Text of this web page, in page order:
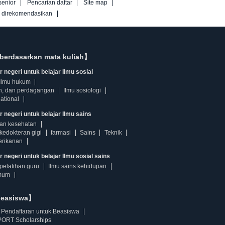
Pencarian daftar
Site map
mata kuliah】
negeri untuk belajar Ilmu sosial
hukum
dan perdagangan
Ilmu sosiologi
negeri untuk belajar Ilmu sains
kesehatan
gigi
farmasi Sains
Teknik
negeri untuk belajar Ilmu sosial sains
guru
Ilmu sains kehidupan
】
Pendaftaran untuk Beasiswa
Scholarships